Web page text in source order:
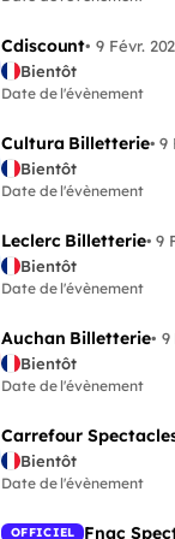
Cdiscount•9 Févr.
Bientôt
Date de l'évènement
Cultura Billetterie•9
Bientôt
Date de l'évènement
Leclerc Billetterie•9
Bientôt
Date de l'évènement
Auchan Billetterie• 9
Bientôt
Date de l'évènement
Carrefour
Bientôt
Date de l'évènement
OFFICIEL Fnac